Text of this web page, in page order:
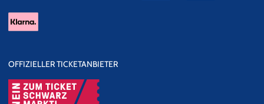
OFFIZIELLER TICKETANBIETER